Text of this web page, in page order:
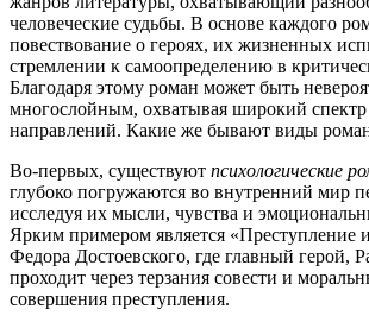
человеческие судьбы. В основе каждого
повествование о героях, их жизненных
стремлении к самоопределению в
Благодаря этому роман может быть
многослойным, охватывая широкий
направлений. Какие же бывают виды
Во-первых, существуют психологические
глубоко погружаются во внутренний мир
исследуя их мысли, чувства и
Ярким примером является «Преступление
Федора Достоевского, где главный герой,
проходит через терзания совести и
совершения преступления.